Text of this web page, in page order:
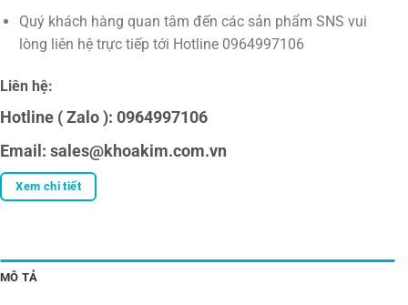
Quý khách hàng quan tâm đến các sản phẩm SNS vui
lòng liên hệ trực tiếp tới Hotline 0964997106
Liên hệ:
Hotline ( Zalo ): 0964997106
Email: sales@khoakim.com.vn
Xem chi tiết
MÔ TẢ